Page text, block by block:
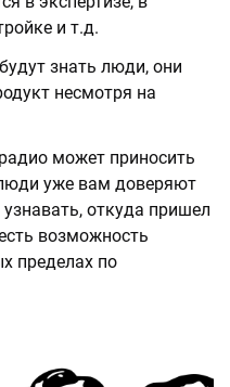
и т.д.
знать люди, они
несмотря на
может приносить
уже вам доверяют
откуда пришел
возможность
пределах по